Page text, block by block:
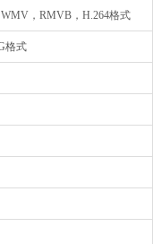
，RMVB，H.264格式
格式